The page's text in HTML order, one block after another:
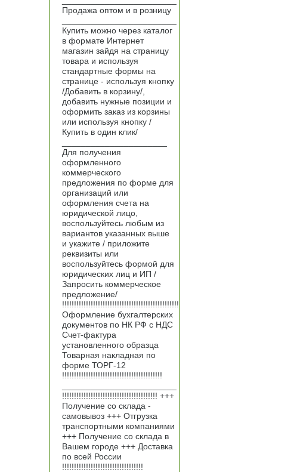
Продажа оптом и в розницу
Купить можно через каталог
в формате Интернет
магазин зайдя на страницу
товара и используя
стандартные формы на
странице - используя кнопку
/Добавить в корзину/,
добавить нужные позиции и
оформить заказ из корзины
или используя кнопку /
Купить в один клик/
Для получения
оформленного
коммерческого
предложения по форме для
организаций или
оформления счета на
юридической лицо,
воспользуйтесь любым из
вариантов указанных выше
и укажите / приложите
реквизиты или
воспользуйтесь формой для
юридических лиц и ИП /
Запросить коммерческое
предложение/
!!!!!!!!!!!!!!!!!!!!!!!!!!!!!!!!!!!!!!!!!!!!!!!!!
Оформление бухгалтерских
документов по НК РФ с НДС
Счет-фактура
установленного образца
Товарная накладная по
форме ТОРГ-12
!!!!!!!!!!!!!!!!!!!!!!!!!!!!!!!!!!!!!!!!!!
!!!!!!!!!!!!!!!!!!!!!!!!!!!!!!!!!!!!!!!! +++
Получение со склада -
самовывоз +++ Отгрузка
транспортными компаниями
+++ Получение со склада в
Вашем городе +++ Доставка
по всей России
!!!!!!!!!!!!!!!!!!!!!!!!!!!!!!!!!!